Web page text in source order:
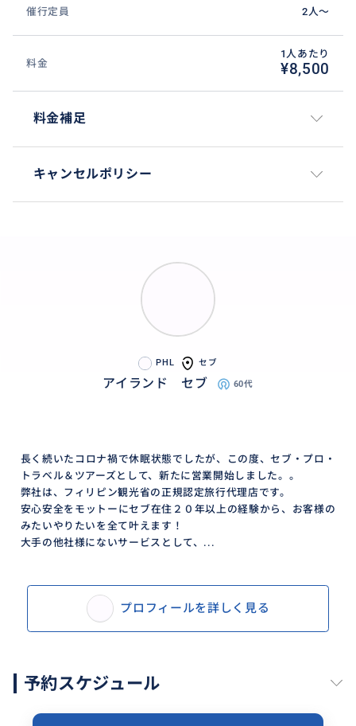
催行定員 2人〜
料金
1人あたり
¥8,500
料金補足
キャンセルポリシー
PHL セブ
アイランド セブ 60代
長く続いたコロナ禍で休眠状態でしたが、この度、セブ・プロ・
トラベル＆ツアーズとして、新たに営業開始しました。。
弊社は、フィリピン観光省の正規認定旅行代理店です。
安心安全をモットーにセブ在住２０年以上の経験から、お客様の
みたいやりたいを全て叶えます！
大手の他社様にないサービスとして、...
プロフィールを詳しく見る
予約スケジュール